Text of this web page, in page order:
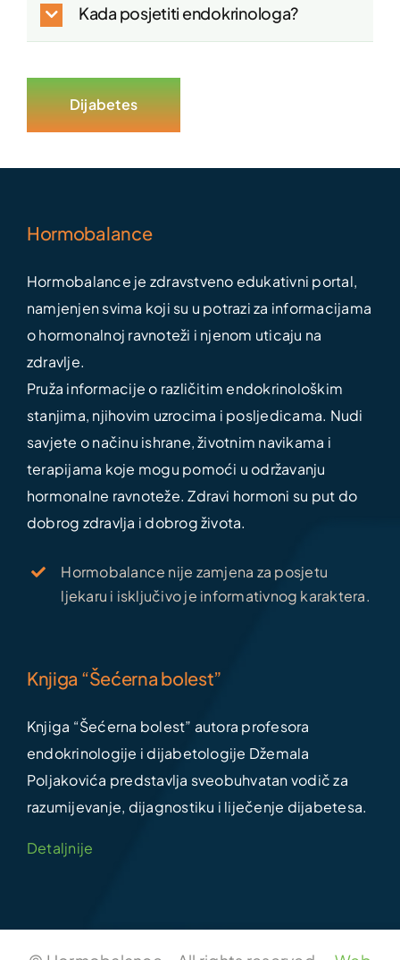
Kada posjetiti endokrinologa?
Dijabetes
Hormobalance
Hormobalance je zdravstveno edukativni portal,
namjenjen svima koji su u potrazi za informacijama
o hormonalnoj ravnoteži i njenom uticaju na
zdravlje.
Pruža informacije o različitim endokrinološkim
stanjima, njihovim uzrocima i posljedicama. Nudi
savjete o načinu ishrane, životnim navikama i
terapijama koje mogu pomoći u održavanju
hormonalne ravnoteže. Zdravi hormoni su put do
dobrog zdravlja i dobrog života.
Hormobalance nije zamjena za posjetu
ljekaru i isključivo je informativnog karaktera.
Knjiga “Šećerna bolest”
Knjiga “Šećerna bolest” autora profesora
endokrinologije i dijabetologije Džemala
Poljakovića predstavlja sveobuhvatan vodič za
razumijevanje, dijagnostiku i liječenje dijabetesa.
Detaljnije